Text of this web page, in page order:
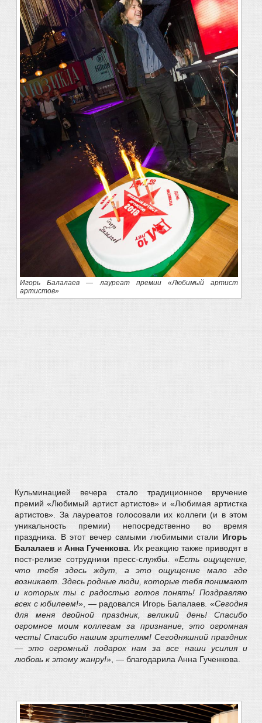
Игорь Балалаев — лауреат премии «Любимый артист
артистов»
Кульминацией вечера стало традиционное вручение
премий «Любимый артист артистов» и «Любимая артистка
артистов». За лауреатов голосовали их коллеги (и в этом
уникальность премии) непосредственно во время
праздника. В этот вечер самыми любимыми стали Игорь
Балалаев и Анна Гученкова . Их реакцию также приводят в
пост-релизе сотрудники пресс-службы. «Есть ощущение,
что тебя здесь ждут, а это ощущение мало где
возникает. Здесь родные люди, которые тебя понимают
и которых ты с радостью готов понять! Поздравляю
всех с юбилеем!», — радовался Игорь Балалаев. «Сегодня
для меня двойной праздник, великий день! Спасибо
огромное моим коллегам за признание, это огромная
честь! Спасибо нашим зрителям! Сегодняшний праздник
— это огромный подарок нам за все наши усилия и
любовь к этому жанру!», — благодарила Анна Гученкова.